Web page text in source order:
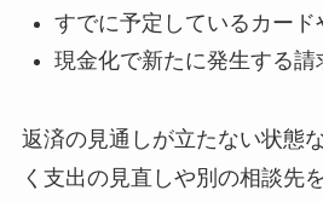
すでに予定しているカード
現金化で新たに発生する請
返済の見通しが立たない状態
く支出の見直しや別の相談先